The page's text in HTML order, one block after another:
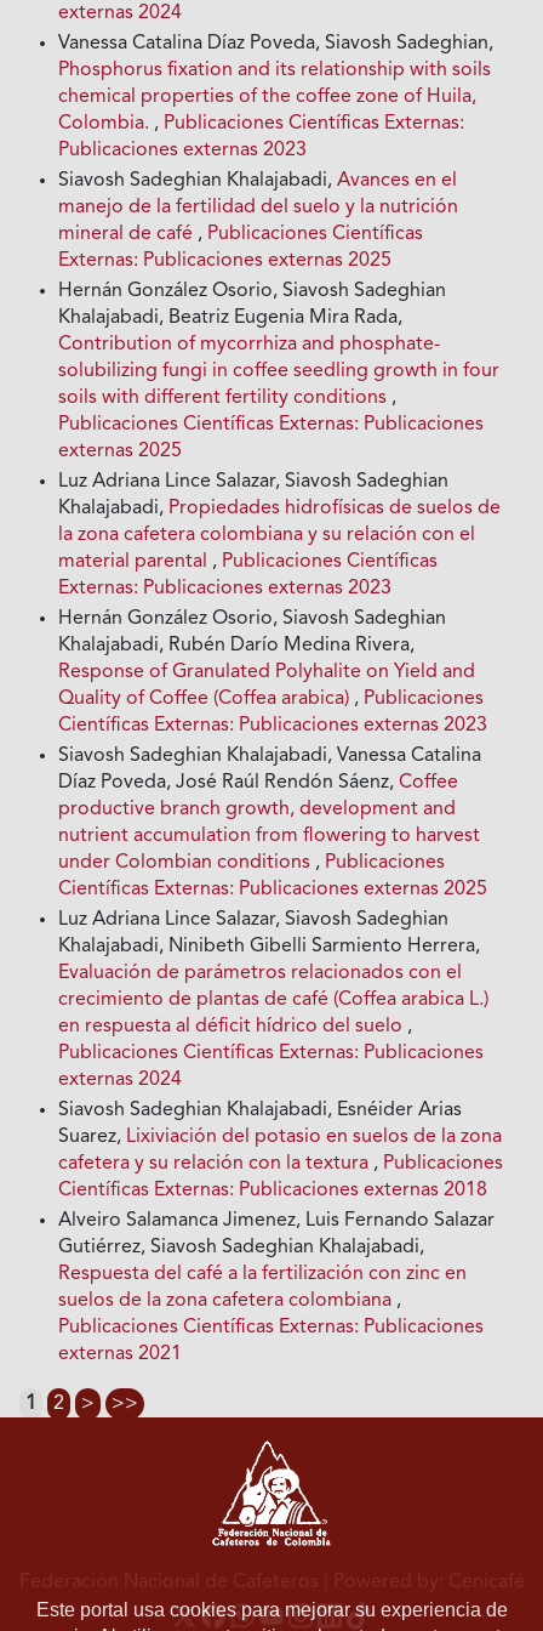
externas 2024
Vanessa Catalina Díaz Poveda, Siavosh Sadeghian,
Phosphorus fixation and its relationship with soils
chemical properties of the coffee zone of Huila,
Colombia. , Publicaciones Científicas Externas:
Publicaciones externas 2023
Siavosh Sadeghian Khalajabadi,Avances en el
manejo de la fertilidad del suelo y la nutrición
mineral de café , Publicaciones Científicas
Externas: Publicaciones externas 2025
Hernán González Osorio, Siavosh Sadeghian
Khalajabadi, Beatriz Eugenia Mira Rada,
Contribution of mycorrhiza and phosphate-
solubilizing fungi in coffee seedling growth in four
soils with different fertility conditions ,
Publicaciones Científicas Externas: Publicaciones
externas 2025
Luz Adriana Lince Salazar, Siavosh Sadeghian
Khalajabadi, Propiedades hidrofísicas de suelos de
la zona cafetera colombiana y su relación con el
material parental , Publicaciones Científicas
Externas: Publicaciones externas 2023
Hernán González Osorio, Siavosh Sadeghian
Khalajabadi, Rubén Darío Medina Rivera,
Response of Granulated Polyhalite on Yield and
Quality of Coffee (Coffea arabica) , Publicaciones
Científicas Externas: Publicaciones externas 2023
Siavosh Sadeghian Khalajabadi, Vanessa Catalina
Díaz Poveda, José Raúl Rendón Sáenz,Coffee
productive branch growth, development and
nutrient accumulation from flowering to harvest
under Colombian conditions , Publicaciones
Científicas Externas: Publicaciones externas 2025
Luz Adriana Lince Salazar, Siavosh Sadeghian
Khalajabadi, Ninibeth Gibelli Sarmiento Herrera,
Evaluación de parámetros relacionados con el
crecimiento de plantas de café (Coffea arabica L.)
en respuesta al déficit hídrico del suelo ,
Publicaciones Científicas Externas: Publicaciones
externas 2024
Siavosh Sadeghian Khalajabadi, Esnéider Arias
Suarez, Lixiviación del potasio en suelos de la zona
cafetera y su relación con la textura , Publicaciones
Científicas Externas: Publicaciones externas 2018
Alveiro Salamanca Jimenez, Luis Fernando Salazar
Gutiérrez, Siavosh Sadeghian Khalajabadi,
Respuesta del café a la fertilización con zinc en
suelos de la zona cafetera colombiana ,
Publicaciones Científicas Externas: Publicaciones
externas 2021
1 2 > >>
Este portal usa cookies para mejorar su experiencia de
Federación Nacional de Cafeteros | Powered by: Cenicafé